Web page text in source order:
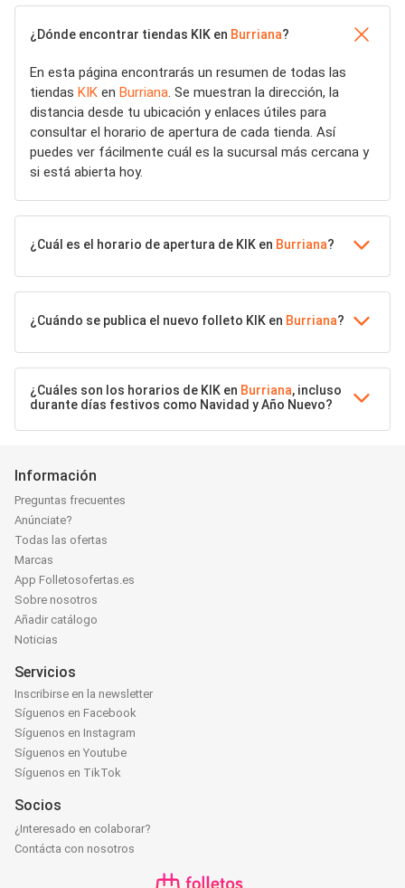
¿Dónde encontrar tiendas KIK en Burriana?
En esta página encontrarás un resumen de todas las
tiendas KIK en Burriana. Se muestran la dirección, la
distancia desde tu ubicación y enlaces útiles para
consultar el horario de apertura de cada tienda. Así
puedes ver fácilmente cuál es la sucursal más cercana y
si está abierta hoy.
¿Cuál es el horario de apertura de KIK en Burriana?
¿Cuándo se publica el nuevo folleto KIK en Burriana?
¿Cuáles son los horarios de KIK en Burriana, incluso
durante días festivos como Navidad y Año Nuevo?
Información
Preguntas frecuentes
Anúnciate?
Todas las ofertas
Marcas
App Folletosofertas.es
Sobre nosotros
Añadir catálogo
Noticias
Servicios
Inscribirse en la newsletter
Síguenos en Facebook
Síguenos en Instagram
Síguenos en Youtube
Síguenos en TikTok
Socios
¿Interesado en colaborar?
Contácta con nosotros